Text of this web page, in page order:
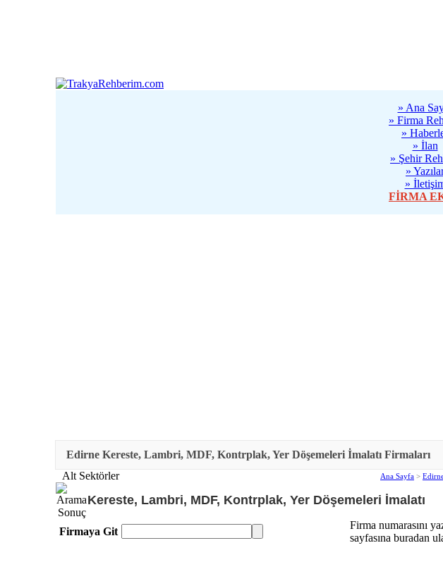
» Ana
» Firma
»
» İlan
» Şehir
»
»
FİRMA
Edirne Kereste, Lambri, MDF, Kontrplak, Yer Döşemeleri İmalatı Firmaları
Alt Sektörler
Ana Sayfa >
Kereste, Lambri, MDF, Kontrplak, Yer Döşemeleri İmalatı
Firmaya Git
Firma numarasını
sayfasına buradan